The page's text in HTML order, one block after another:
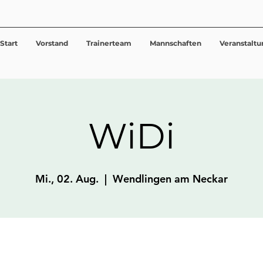
Start Vorstand Trainerteam Mannschaften
WiDi
Mi., 02. Aug.
  |
Wendlingen am Neckar